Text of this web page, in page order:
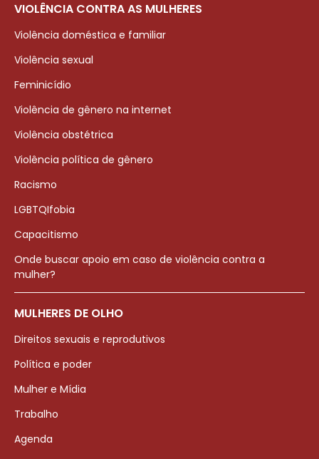
VIOLÊNCIA CONTRA AS MULHERES
Violência doméstica e familiar
Violência sexual
Feminicídio
Violência de gênero na internet
Violência obstétrica
Violência política de gênero
Racismo
LGBTQIfobia
Capacitismo
Onde buscar apoio em caso de violência contra a
mulher?
MULHERES DE OLHO
Direitos sexuais e reprodutivos
Política e poder
Mulher e Mídia
Trabalho
Agenda